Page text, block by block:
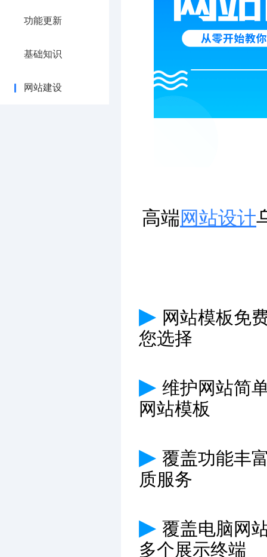
功能更新
基础知识
网站建设
高端网站设计
▶ 网站模板免
您选择
▶ 维护网站简
网站模板
▶ 覆盖功能丰
质服务
▶ 覆盖电脑网
多个展示终端